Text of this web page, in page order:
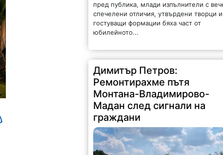
пред публика, млади изпълнители с
спечелени отличия, утвърдени творци и
гостуващи формации бяха част от
юбилейното...
Димитър Петров:
Ремонтирахме пътя
Монтана-Владимирово-
Мадан след сигнали на
граждани